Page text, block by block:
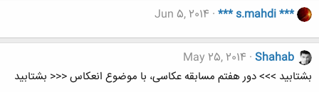
*** s.mahdi ***
Jun 5, 2014
Shahab
May 25, 2014
بشتابید >>> دور هفتم مسابقه عکاسی، با موضوع انعکاس <<< بشتابید